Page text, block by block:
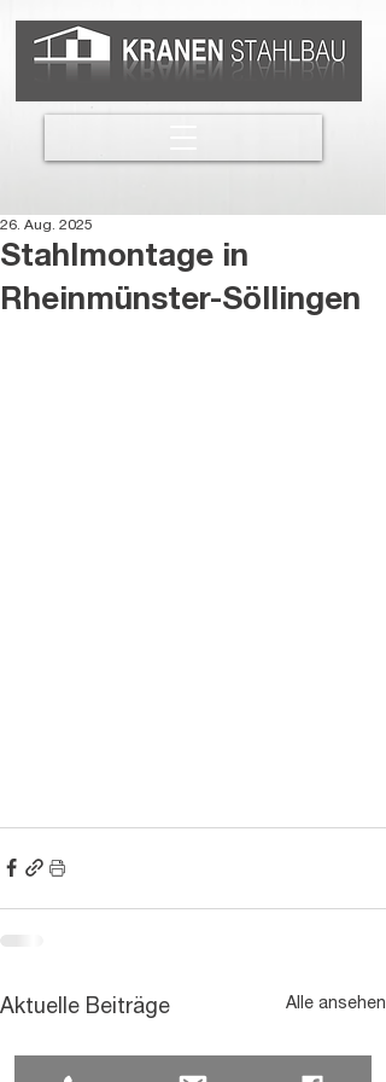
Stahlmontage in
Rheinmünster-Söllingen
26. Aug. 2025
Aktuelle Beiträge Alle ansehen